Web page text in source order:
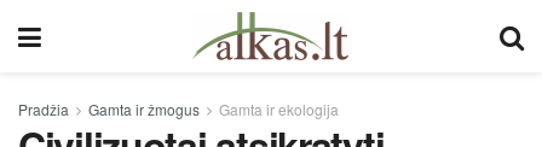
Pradžia Gamta ir žmogus Gamta ir ekologija